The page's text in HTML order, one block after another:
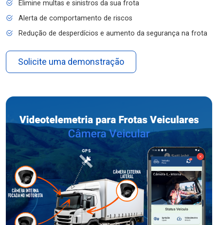
Elimine multas e sinistros da sua frota
Alerta de comportamento de riscos
Redução de desperdícios e aumento da segurança na frota
Solicite uma demonstração